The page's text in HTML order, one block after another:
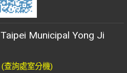
Taipei Municipal Yong Ji
(查詢處室分機)